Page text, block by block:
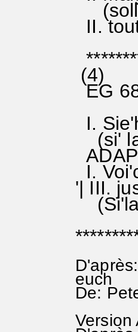
II.
(4)
EG
I.
(si'
I.
'| III.
euch
De:
Version